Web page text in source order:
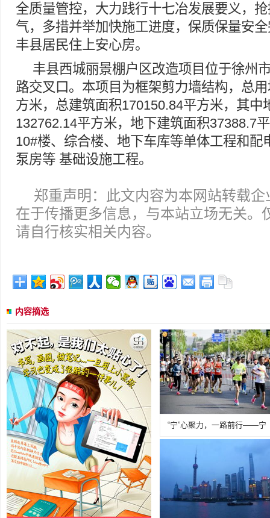
全质量管控，大力践行十七冶发展要义，
气，多措并举加快施工进度，保质保量安
丰县居民住上安心房。
丰县西城丽景棚户区改造项目位于徐州
路交叉口。本项目为框架剪力墙结构，总
方米，总建筑面积170150.84平方米，其中
132762.14平方米，地下建筑面积37388.7
10#楼、综合楼、地下车库等单体工程和配
泵房等 基础设施工程。
郑重声明：此文内容为本网站转载
在于传播更多信息，与本站立场无关。
请自行核实相关内容。
内容摘选
“宁”心聚力，一路前行——宁